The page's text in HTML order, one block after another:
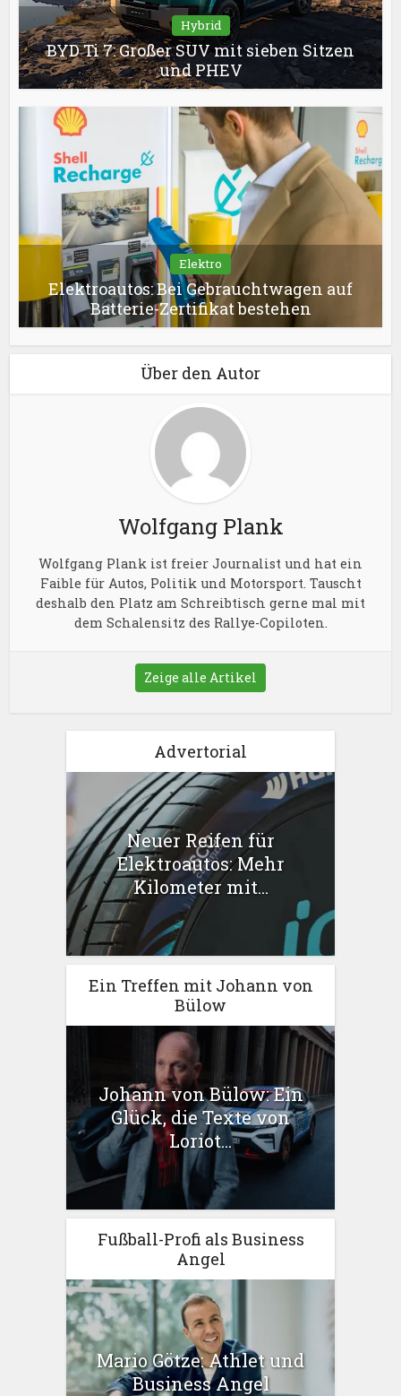
Hybrid
BYD Ti 7: Großer SUV mit sieben Sitzen
und PHEV
Elektro
Elektroautos: Bei Gebrauchtwagen auf
Batterie-Zertifikat bestehen
Über den Autor
Wolfgang Plank
Wolfgang Plank ist freier Journalist und hat ein
Faible für Autos, Politik und Motorsport. Tauscht
deshalb den Platz am Schreibtisch gerne mal mit
dem Schalensitz des Rallye-Copiloten.
Zeige alle Artikel
Advertorial
Neuer Reifen für
Elektroautos: Mehr
Kilometer mit...
Ein Treffen mit Johann von
Bülow
Johann von Bülow: Ein
Glück, die Texte von
Loriot...
Fußball-Profi als Business
Angel
Mario Götze: Athlet und
Business Angel